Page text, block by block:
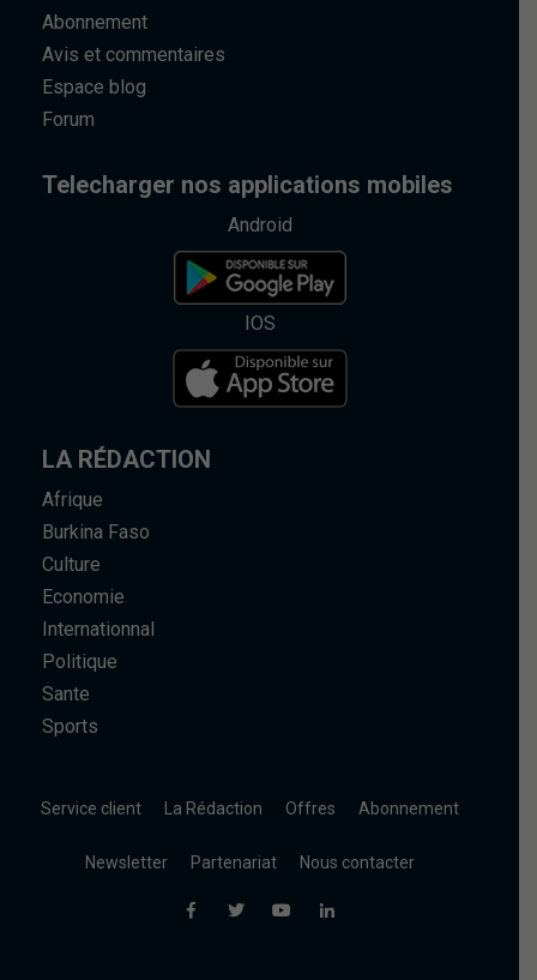
Abonnement
Avis et commentaires
Espace blog
Forum
Telecharger nos applications mobiles
Android
IOS
LA RÉDACTION
Afrique
Burkina Faso
Culture
Economie
Internationnal
Politique
Sante
Sports
Service client La Rédaction Offres Abonnement
Newsletter Partenariat Nous contacter